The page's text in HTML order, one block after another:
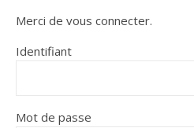
Merci de vous connecter.
Identifiant
Mot de passe